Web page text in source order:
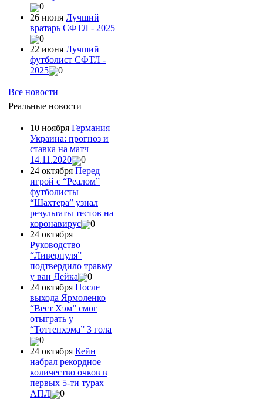
0
26 июня Лучший
вратарь СФТЛ - 2025
0
22 июня Лучший
футболист СФТЛ -
2025
0
Все новости
Реальные новости
10 ноября Германия –
Украина: прогноз и
ставка на матч
14.11.2020
0
24 октября Перед
игрой с “Реалом”
футболисты
“Шахтера” узнал
результаты тестов на
коронавирус
0
24 октября
Руководство
“Ливерпуля”
подтвердило травму
у ван Дейка
0
24 октября После
выхода Ярмоленко
“Вест Хэм” смог
отыграть у
“Тоттенхэма” 3 гола
0
24 октября Кейн
набрал рекордное
количество очков в
первых 5-ти турах
АПЛ
0